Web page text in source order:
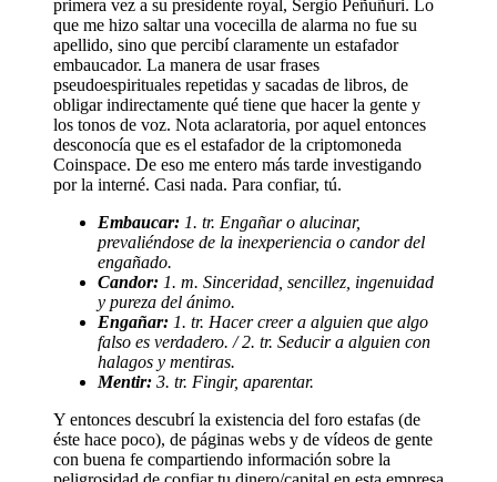
primera vez a su presidente royal, Sergio Peñuñuri. Lo
que me hizo saltar una vocecilla de alarma no fue su
apellido, sino que percibí claramente un estafador
embaucador. La manera de usar frases
pseudoespirituales repetidas y sacadas de libros, de
obligar indirectamente qué tiene que hacer la gente y
los tonos de voz. Nota aclaratoria, por aquel entonces
desconocía que es el estafador de la criptomoneda
Coinspace. De eso me entero más tarde investigando
por la interné. Casi nada. Para confiar, tú.
Embaucar: 1. tr. Engañar o alucinar,
prevaliéndose de la inexperiencia o candor del
engañado.
Candor: 1. m. Sinceridad, sencillez, ingenuidad
y pureza del ánimo.
Engañar: 1. tr. Hacer creer a alguien que algo
falso es verdadero. / 2. tr. Seducir a alguien con
halagos y mentiras.
Mentir: 3. tr. Fingir, aparentar.
Y entonces descubrí la existencia del foro estafas (de
éste hace poco), de páginas webs y de vídeos de gente
con buena fe compartiendo información sobre la